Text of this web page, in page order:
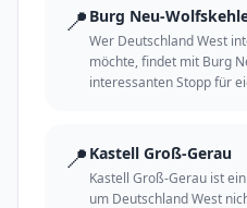
📍 Burg Neu-
Wer Deutschland West
möchte, findet mit Burg
interessanten Stopp für
📍 Kastell Groß-Gerau
Kastell Groß-Gerau ist
um Deutschland West